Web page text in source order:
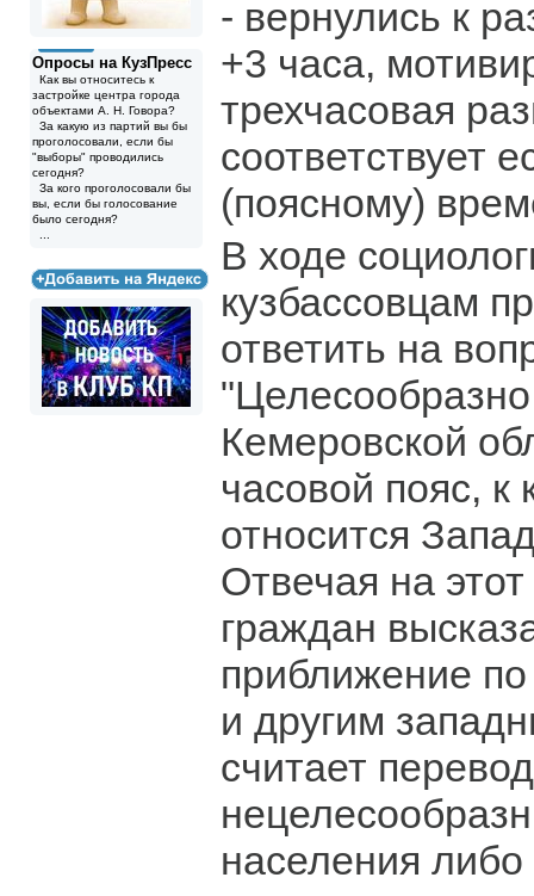
Опросы на КузПресс
Как вы относитесь к
застройке центра города
объектами А. Н. Говора?
За какую из партий вы бы
проголосовали, если бы
"выборы" проводились
сегодня?
За кого проголосовали бы
вы, если бы голосование
было сегодня?
- вернулись к
+3 часа,
трехчасовая
соответствует
(поясному)
В ходе
кузбассовцам
ответить на
Кемеровской
часовой пояс, к
относится
Отвечая на
граждан
приближение
и другим
считает
населения